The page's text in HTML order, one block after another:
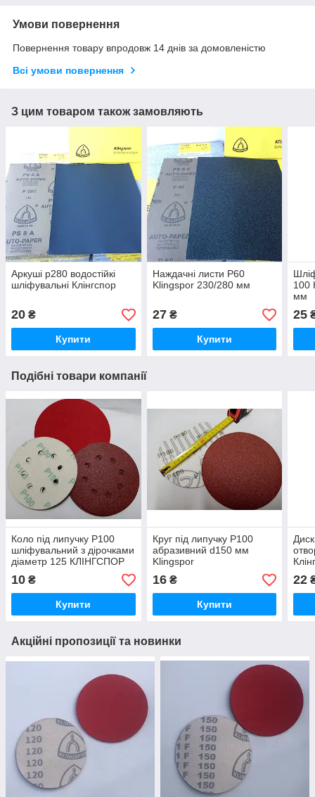
Умови повернення
Повернення товару впродовж 14 днів за домовленістю
Всі умови повернення
З цим товаром також замовляють
Аркуші p280 водостійкі
шліфувальні Клінгспор
20 ₴
Купити
Наждачні листи Р60
Klingspor 230/280 мм
27₴
Купити
100
мм
25
Подібні товари компанії
Коло під липучку Р100
шліфувальний з дірочками
діаметр 125 КЛІНГСПОР
10 ₴
Купити
Круг під липучку Р100
абразивний d150 мм
Klingspor
16₴
Купити
22
Акційні пропозиції та новинки